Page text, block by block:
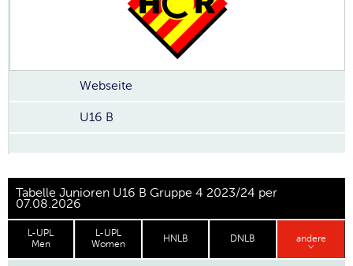
Webseite
U16 B
Tabelle Junioren U16 B Gruppe 4 2023/24 per
07.08.2026
L-UPL
Men
L-UPL
Women
HNLB DNLB andere